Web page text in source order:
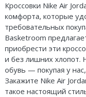
Кроссовки Nike Air
комфорта, которые
требовательных
Basketroom
приобрести эти
и без лишних хлопот.
обувь — покупая у
Закажите Nike Air
такое настоящий